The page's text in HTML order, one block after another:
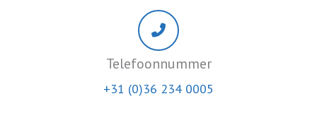
Telefoonnummer
+31 (0)36 234 0005